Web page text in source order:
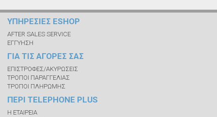
ΥΠΗΡΕΣΙΕΣ ESHOP
AFTER SALES SERVICE
ΕΓΓΥΗΣΗ
ΓΙΑ ΤΙΣ ΑΓΟΡΕΣ ΣΑΣ
ΕΠΙΣΤΡΟΦΕΣ/ΑΚΥΡΩΣΕΙΣ
ΤΡΟΠΟΙ ΠΑΡΑΓΓΕΛΙΑΣ
ΤΡΟΠΟΙ ΠΛΗΡΩΜΗΣ
ΠΕΡΙ TELEPHONE PLUS
Η ΕΤΑΙΡΕΙΑ